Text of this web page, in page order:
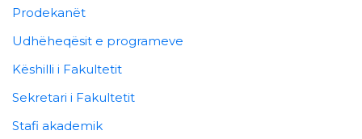
Prodekanët
Udhëheqësit e programeve
Këshilli i Fakultetit
Sekretari i Fakultetit
Stafi akademik